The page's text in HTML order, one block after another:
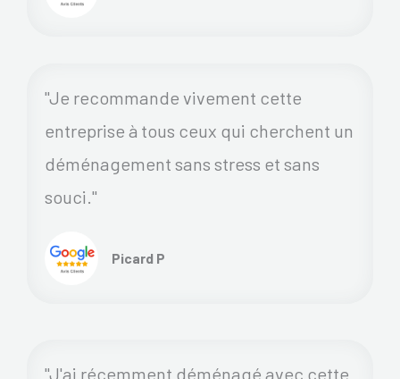
"Je recommande vivement cette
entreprise à tous ceux qui cherchent un
déménagement sans stress et sans
souci."
Picard P
"J'ai récemment déménagé avec cette